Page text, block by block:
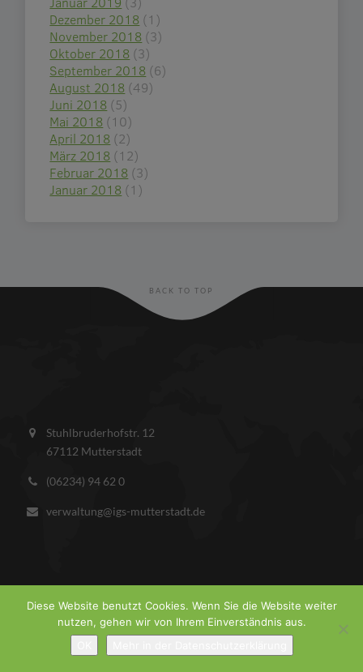
Dezember 2018 (1)
November 2018 (3)
Oktober 2018 (3)
September 2018 (6)
August 2018 (49)
Juni 2018 (5)
Mai 2018 (10)
April 2018 (2)
März 2018 (12)
Februar 2018 (3)
Januar 2018 (1)
BACK TO TOP
Stuhlbruderhofstr. 12
67112 Mutterstadt
(06234) 94 62 0
verwaltung@igs-mutterstadt.de
COPYRIGHT © 2026 IGS MUTTERSTADT. IMPRESSUM DATENSCHUTZ
Diese Website benutzt Cookies. Wenn Sie die Website weiter
nutzen, gehen wir von Ihrem Einverständnis aus.